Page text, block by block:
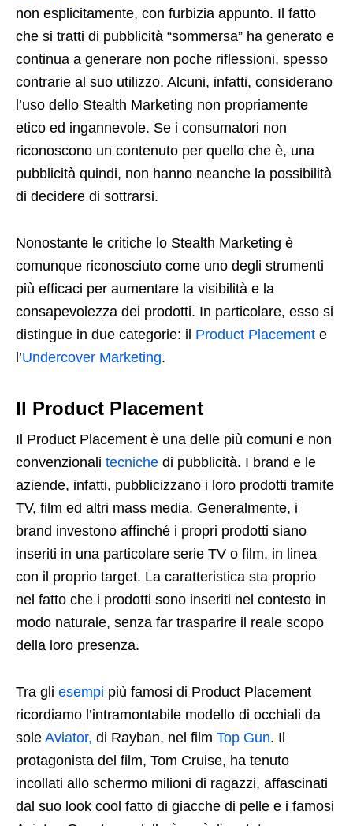
non esplicitamente, con furbizia appunto. Il fatto
che si tratti di pubblicità “sommersa” ha generato e
continua a generare non poche riflessioni, spesso
contrarie al suo utilizzo. Alcuni, infatti, considerano
l’uso dello Stealth Marketing non propriamente
etico ed ingannevole. Se i consumatori non
riconoscono un contenuto per quello che è, una
pubblicità quindi, non hanno neanche la possibilità
di decidere di sottrarsi.
Nonostante le critiche lo Stealth Marketing è
comunque riconosciuto come uno degli strumenti
più efficaci per aumentare la visibilità e la
consapevolezza dei prodotti. In particolare, esso si
distingue in due categorie: il Product Placement e
l’Undercover Marketing.
Il Product Placement
Il Product Placement è una delle più comuni e non
convenzionali tecniche di pubblicità. I brand e le
aziende, infatti, pubblicizzano i loro prodotti tramite
TV, film ed altri mass media. Generalmente, i
brand investono affinché i propri prodotti siano
inseriti in una particolare serie TV o film, in linea
con il proprio target. La caratteristica sta proprio
nel fatto che i prodotti sono inseriti nel contesto in
modo naturale, senza far trasparire il reale scopo
della loro presenza.
Tra gli esempi più famosi di Product Placement
ricordiamo l’intramontabile modello di occhiali da
sole Aviator, di Rayban, nel film Top Gun. Il
protagonista del film, Tom Cruise, ha tenuto
incollati allo schermo milioni di ragazzi, affascinati
dal suo look cool fatto di giacche di pelle e i famosi